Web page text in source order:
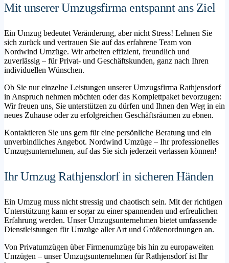
Mit unserer Umzugsfirma entspannt ans Ziel
Ein Umzug bedeutet Veränderung, aber nicht Stress! Lehnen Sie
sich zurück und vertrauen Sie auf das erfahrene Team von
Nordwind Umzüge. Wir arbeiten effizient, freundlich und
zuverlässig – für Privat- und Geschäftskunden, ganz nach Ihren
individuellen Wünschen.
Ob Sie nur einzelne Leistungen unserer Umzugsfirma Rathjensdorf
in Anspruch nehmen möchten oder das Komplettpaket bevorzugen:
Wir freuen uns, Sie unterstützen zu dürfen und Ihnen den Weg in ein
neues Zuhause oder zu erfolgreichen Geschäftsräumen zu ebnen.
Kontaktieren Sie uns gern für eine persönliche Beratung und ein
unverbindliches Angebot. Nordwind Umzüge – Ihr professionelles
Umzugsunternehmen, auf das Sie sich jederzeit verlassen können!
Ihr Umzug Rathjensdorf in sicheren Händen
Ein Umzug muss nicht stressig und chaotisch sein. Mit der richtigen
Unterstützung kann er sogar zu einer spannenden und erfreulichen
Erfahrung werden. Unser Umzugsunternehmen bietet umfassende
Dienstleistungen für Umzüge aller Art und Größenordnungen an.
Von Privatumzügen über Firmenumzüge bis hin zu europaweiten
Umzügen – unser Umzugsunternehmen für Rathjensdorf ist Ihr